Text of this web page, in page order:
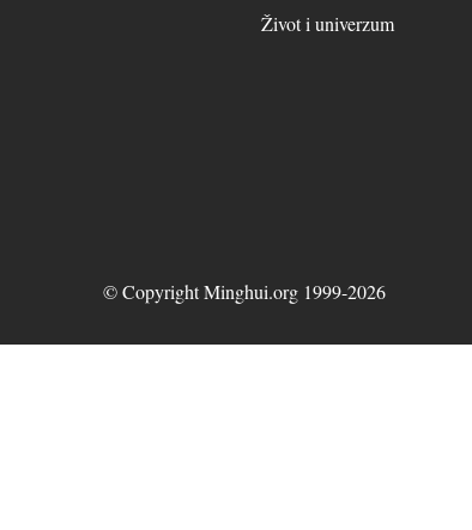
Život i univerzum
© Copyright Minghui.org 1999-2026